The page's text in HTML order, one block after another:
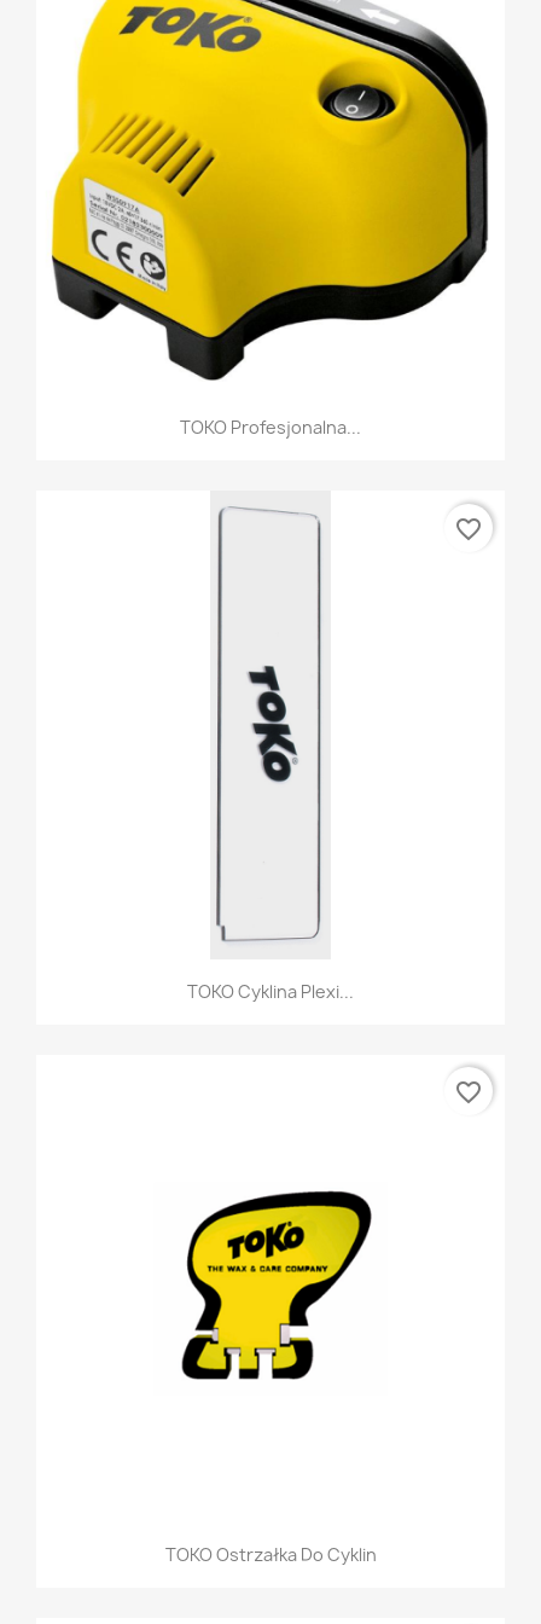
TOKO Profesjonalna...
TOKO Cyklina Plexi...
favorite_border
TOKO Ostrzałka Do Cyklin
favorite_border